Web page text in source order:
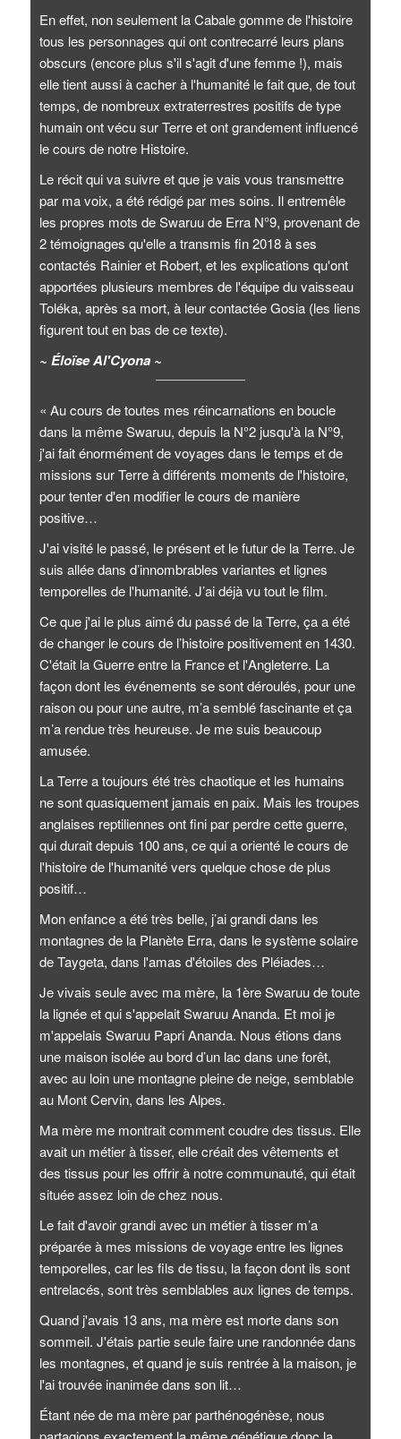
En effet, non seulement la Cabale gomme de l'histoire
tous les personnages qui ont contrecarré leurs plans
obscurs (encore plus s'il s'agit d'une femme !), mais
elle tient aussi à cacher à l'humanité le fait que, de tout
temps, de nombreux extraterrestres positifs de type
humain ont vécu sur Terre et ont grandement influencé
le cours de notre Histoire.
Le récit qui va suivre et que je vais vous transmettre
par ma voix, a été rédigé par mes soins. Il entremêle
les propres mots de Swaruu de Erra N°9, provenant de
2 témoignages qu'elle a transmis fin 2018 à ses
contactés Rainier et Robert, et les explications qu'ont
apportées plusieurs membres de l'équipe du vaisseau
Toléka, après sa mort, à leur contactée Gosia (les liens
figurent tout en bas de ce texte).
~ Éloïse Al'Cyona ~
« Au cours de toutes mes réincarnations en boucle
dans la même Swaruu, depuis la N°2 jusqu'à la N°9,
j'ai fait énormément de voyages dans le temps et de
missions sur Terre à différents moments de l'histoire,
pour tenter d'en modifier le cours de manière
positive…
J'ai visité le passé, le présent et le futur de la Terre. Je
suis allée dans d’innombrables variantes et lignes
temporelles de l'humanité. J’ai déjà vu tout le film.
Ce que j'ai le plus aimé du passé de la Terre, ça a été
de changer le cours de l’histoire positivement en 1430.
C'était la Guerre entre la France et l'Angleterre. La
façon dont les événements se sont déroulés, pour une
raison ou pour une autre, m’a semblé fascinante et ça
m’a rendue très heureuse. Je me suis beaucoup
amusée.
La Terre a toujours été très chaotique et les humains
ne sont quasiquement jamais en paix. Mais les troupes
anglaises reptiliennes ont fini par perdre cette guerre,
qui durait depuis 100 ans, ce qui a orienté le cours de
l'histoire de l'humanité vers quelque chose de plus
positif…
Mon enfance a été très belle, j’ai grandi dans les
montagnes de la Planète Erra, dans le système solaire
de Taygeta, dans l'amas d'étoiles des Pléiades…
Je vivais seule avec ma mère, la 1ère Swaruu de toute
la lignée et qui s'appelait Swaruu Ananda. Et moi je
m'appelais Swaruu Papri Ananda. Nous étions dans
une maison isolée au bord d’un lac dans une forêt,
avec au loin une montagne pleine de neige, semblable
au Mont Cervin, dans les Alpes.
Ma mère me montrait comment coudre des tissus. Elle
avait un métier à tisser, elle créait des vêtements et
des tissus pour les offrir à notre communauté, qui était
située assez loin de chez nous.
Le fait d'avoir grandi avec un métier à tisser m’a
préparée à mes missions de voyage entre les lignes
temporelles, car les fils de tissu, la façon dont ils sont
entrelacés, sont très semblables aux lignes de temps.
Quand j'avais 13 ans, ma mère est morte dans son
sommeil. J'étais partie seule faire une randonnée dans
les montagnes, et quand je suis rentrée à la maison, je
l'ai trouvée inanimée dans son lit…
Étant née de ma mère par parthénogénèse, nous